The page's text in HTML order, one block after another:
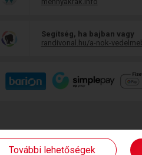
Segítség, ha bajban vagy
randivonal.hu/a-nok-
További lehetőségek